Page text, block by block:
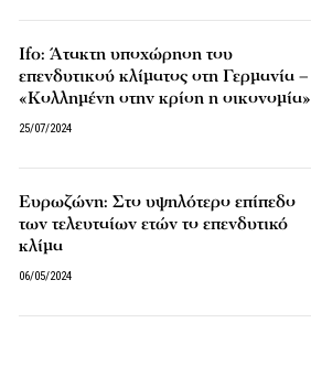
Ifo: Άτακτη υποχώρηση του
επενδυτικού κλίματος στη Γερμανία –
«Κολλημένη στην κρίση η οικονομία»
25/07/2024
Ευρωζώνη: Στο υψηλότερο επίπεδο
των τελευταίων ετών το επενδυτικό
κλίμα
06/05/2024